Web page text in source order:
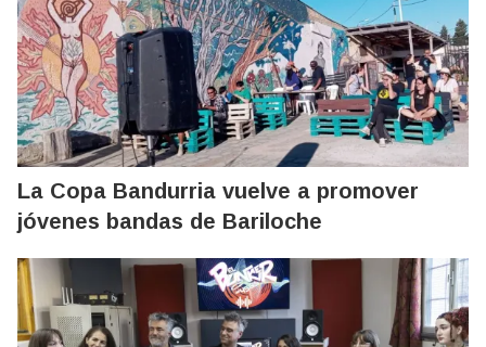
La Copa Bandurria vuelve a promover
jóvenes bandas de Bariloche